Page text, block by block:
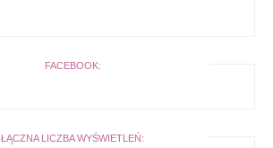
FACEBOOK:
ŁĄCZNA LICZBA WYŚWIETLEŃ: